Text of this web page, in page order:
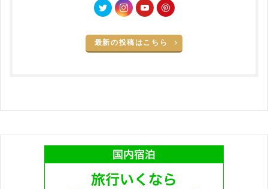
最新の投稿はこちら